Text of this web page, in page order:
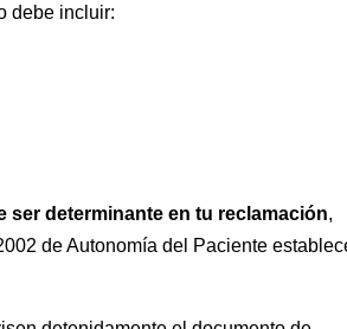
debe incluir:
ser determinante en tu reclamación,
de Autonomía del Paciente